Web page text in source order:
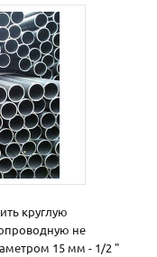
круглую
не
15 мм - 1/2 "